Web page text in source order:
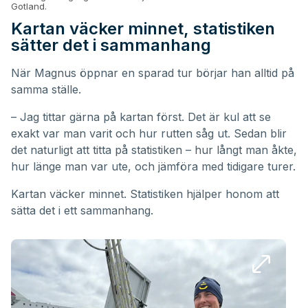
Gotland.
Kartan väcker minnet, statistiken
sätter det i sammanhang
När Magnus öppnar en sparad tur börjar han alltid på
samma ställe.
– Jag tittar gärna på kartan först. Det är kul att se
exakt var man varit och hur rutten såg ut. Sedan blir
det naturligt att titta på statistiken – hur långt man åkte,
hur länge man var ute, och jämföra med tidigare turer.
Kartan väcker minnet. Statistiken hjälper honom att
sätta det i ett sammanhang.